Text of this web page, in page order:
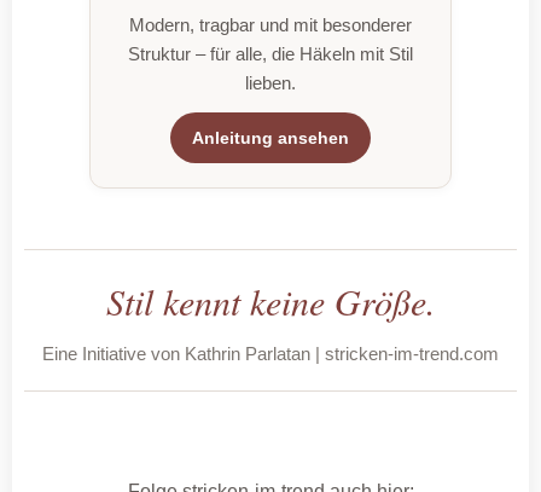
Modern, tragbar und mit besonderer
Struktur – für alle, die Häkeln mit Stil
lieben.
Anleitung ansehen
Stil kennt keine Größe.
Eine Initiative von Kathrin Parlatan | stricken-im-trend.com